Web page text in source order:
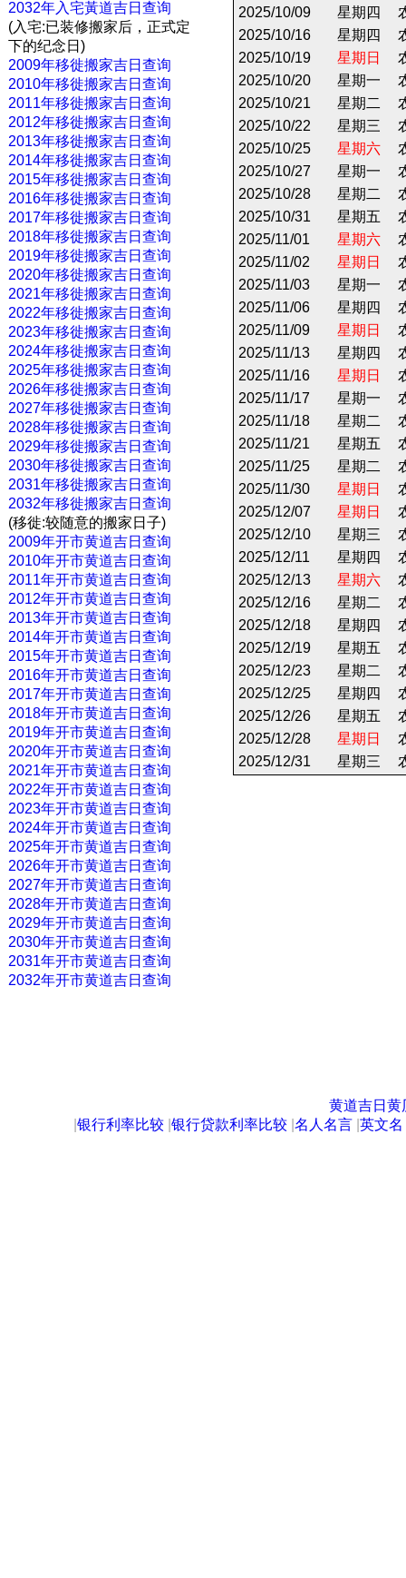
2032年入宅黃道吉日查询
(入宅:已装修搬家后，正式定
下的纪念日)
2009年移徙搬家吉日查询
2010年移徙搬家吉日查询
2011年移徙搬家吉日查询
2012年移徙搬家吉日查询
2013年移徙搬家吉日查询
2014年移徙搬家吉日查询
2015年移徙搬家吉日查询
2016年移徙搬家吉日查询
2017年移徙搬家吉日查询
2018年移徙搬家吉日查询
2019年移徙搬家吉日查询
2020年移徙搬家吉日查询
2021年移徙搬家吉日查询
2022年移徙搬家吉日查询
2023年移徙搬家吉日查询
2024年移徙搬家吉日查询
2025年移徙搬家吉日查询
2026年移徙搬家吉日查询
2027年移徙搬家吉日查询
2028年移徙搬家吉日查询
2029年移徙搬家吉日查询
2030年移徙搬家吉日查询
2031年移徙搬家吉日查询
2032年移徙搬家吉日查询
(移徙:较随意的搬家日子)
2009年开市黄道吉日查询
2010年开市黄道吉日查询
2011年开市黄道吉日查询
2012年开市黄道吉日查询
2013年开市黄道吉日查询
2014年开市黄道吉日查询
2015年开市黄道吉日查询
2016年开市黄道吉日查询
2017年开市黄道吉日查询
2018年开市黄道吉日查询
2019年开市黄道吉日查询
2020年开市黄道吉日查询
2021年开市黄道吉日查询
2022年开市黄道吉日查询
2023年开市黄道吉日查询
2024年开市黄道吉日查询
2025年开市黄道吉日查询
2026年开市黄道吉日查询
2027年开市黄道吉日查询
2028年开市黄道吉日查询
2029年开市黄道吉日查询
2030年开市黄道吉日查询
2031年开市黄道吉日查询
2032年开市黄道吉日查询
2025/10/09 星期四
2025/10/16
星期四
2025/10/19
星期日
2025/10/20
星期一
2025/10/21
星期二
2025/10/22
星期三
2025/10/25
星期六
2025/10/27
星期一
2025/10/28
星期二
2025/10/31
星期五
2025/11/01
星期六
2025/11/02
星期日
2025/11/03
星期一
2025/11/06
星期四
2025/11/09
星期日
2025/11/13
星期四
2025/11/16
星期日
2025/11/17
星期一
2025/11/18
星期二
2025/11/21
星期五
2025/11/25
星期二
2025/11/30
星期日
2025/12/07
星期日
2025/12/10
星期三
2025/12/11
星期四
2025/12/13
星期六
2025/12/16
星期二
2025/12/18
星期四
2025/12/19
星期五
2025/12/23
星期二
2025/12/25
星期四
2025/12/26
星期五
2025/12/28
星期日
2025/12/31
星期三
黄道吉日黄
银行利率比较 银行贷款利率比较 名人名言 英文名